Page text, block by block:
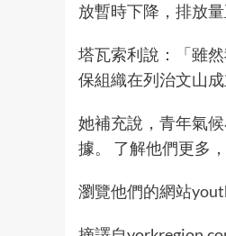
放暫時下降，排放
塔瓦索利說：「雖
保組織在列治文山
她補充說，青年氣
據。 了解他們更多，
瀏覽他們的網站